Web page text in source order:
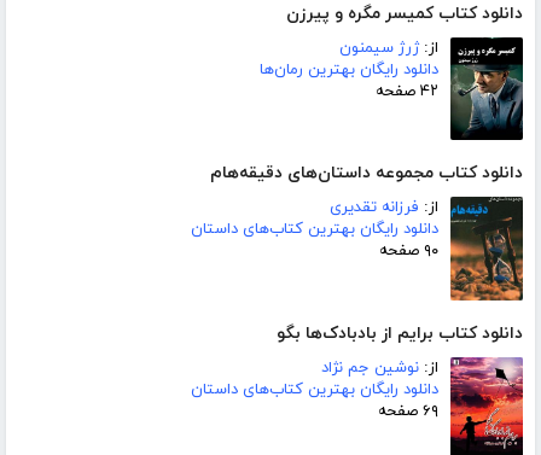
دانلود کتاب کمیسر مگره و پیرزن
از:ژرژ سیمنون
دانلود رایگان بهترین رمان‌ها
۴۲ صفحه
دانلود کتاب مجموعه داستان‌های دقیقه‌هام
از: فرزانه تقدیری
دانلود رایگان بهترین کتاب‌های داستان
۹۰ صفحه
دانلود کتاب برایم از بادبادک‌ها بگو
از: نوشین جم نژاد
دانلود رایگان بهترین کتاب‌های داستان
۶۹ صفحه